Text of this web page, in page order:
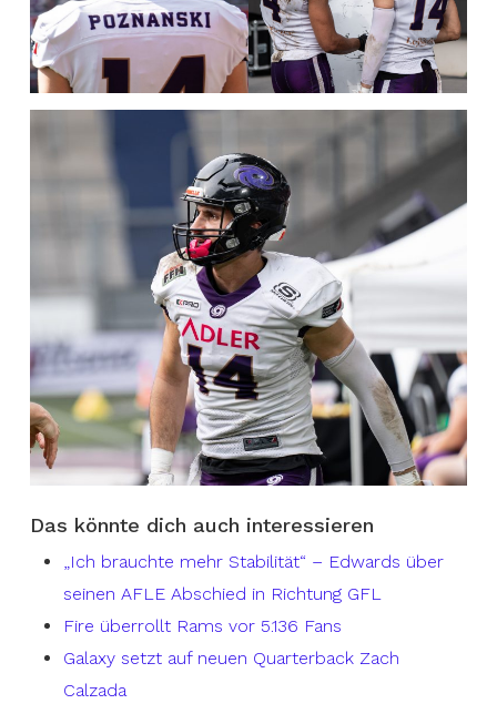
Das könnte dich auch interessieren
„Ich brauchte mehr Stabilität“ – Edwards über
seinen AFLE Abschied in Richtung GFL
Fire überrollt Rams vor 5.136 Fans
Galaxy setzt auf neuen Quarterback Zach
Calzada